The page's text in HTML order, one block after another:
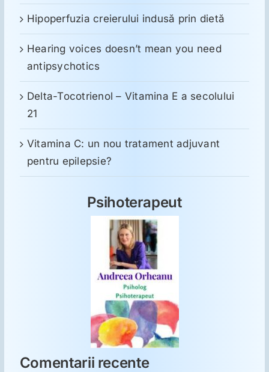
Hipoperfuzia creierului indusă prin dietă
Hearing voices doesn’t mean you need
antipsychotics
Delta-Tocotrienol – Vitamina E a secolului
21
Vitamina C: un nou tratament adjuvant
pentru epilepsie?
Psihoterapeut
Comentarii recente